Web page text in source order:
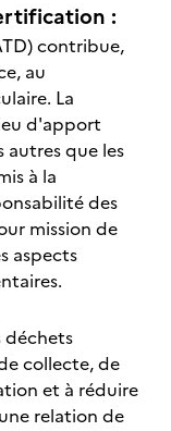
:
contribue,
au
La
d'apport
autres que les
à la
des
mission de
aspects
déchets
collecte, de
et à réduire
relation de